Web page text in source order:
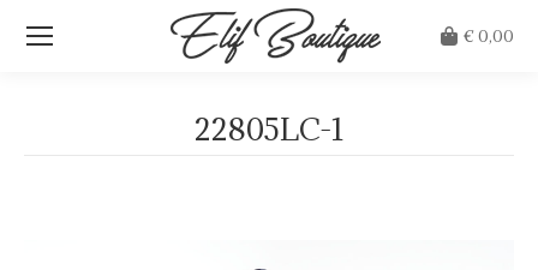
€0,00
22805LC-1